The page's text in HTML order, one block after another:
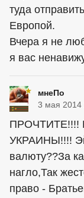
туда
Европой.
Вчера я не
я вас
мнеПо
3 мая 2014
ПРОЧТИТЕ!!!!
УКРАИНЫ!!!!
валюту??За
нагло,Так
право -